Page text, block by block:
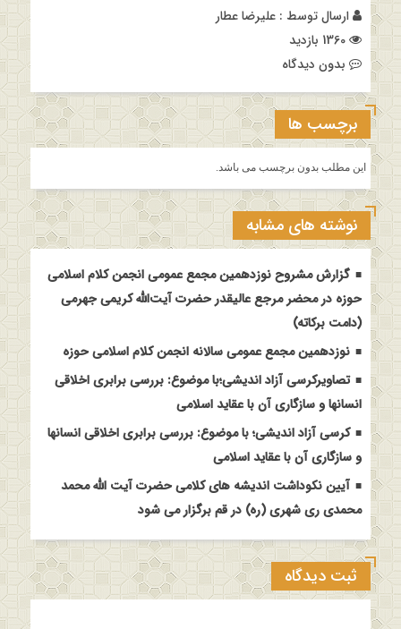
ارسال توسط : علیرضا عطار
بدون دیدگاه
برچسب ها
این مطلب بدون برچسب می باشد.
نوشته های مشابه
گزارش مشروح نوزدهمین مجمع عمومی انجمن کلام اسلامی
حوزه در محضر مرجع عالیقدر حضرت آیت‌الله کریمی جهرمی
(دامت برکاته)
نوزدهمین مجمع عمومی سالانه انجمن کلام اسلامی حوزه
تصاویرکرسی آزاد اندیشی؛با موضوع: بررسی برابری اخلاقی
انسانها و سازگاری آن با عقاید اسلامی
کرسی آزاد اندیشی؛ با موضوع: بررسی برابری اخلاقی انسانها
و سازگاری آن با عقاید اسلامی
آیین نکوداشت اندیشه های کلامی حضرت آیت الله محمد
محمدی ری شهری (ره) در قم برگزار می شود
ثبت دیدگاه